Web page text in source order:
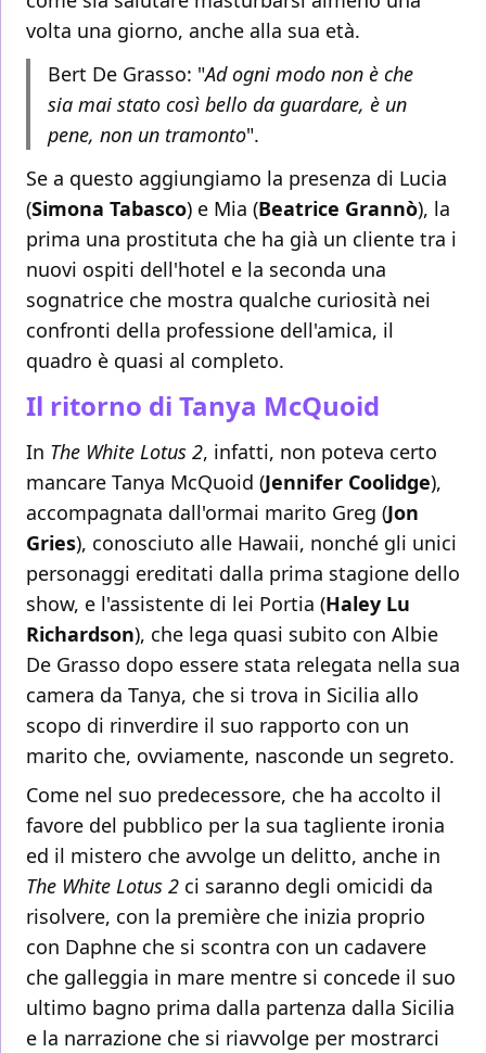
volta una giorno, anche alla sua età.
Bert De Grasso: "Ad ogni modo non è che
sia mai stato così bello da guardare, è un
pene, non un tramonto".
Se a questo aggiungiamo la presenza di Lucia
(Simona Tabasco) e Mia (Beatrice Grannò), la
prima una prostituta che ha già un cliente tra i
nuovi ospiti dell'hotel e la seconda una
sognatrice che mostra qualche curiosità nei
confronti della professione dell'amica, il
quadro è quasi al completo.
Il ritorno di Tanya McQuoid
In The White Lotus 2, infatti, non poteva certo
mancare Tanya McQuoid (Jennifer Coolidge),
accompagnata dall'ormai marito Greg (Jon
Gries), conosciuto alle Hawaii, nonché gli unici
personaggi ereditati dalla prima stagione dello
show, e l'assistente di lei Portia (Haley Lu
Richardson), che lega quasi subito con Albie
De Grasso dopo essere stata relegata nella sua
camera da Tanya, che si trova in Sicilia allo
scopo di rinverdire il suo rapporto con un
marito che, ovviamente, nasconde un segreto.
Come nel suo predecessore, che ha accolto il
favore del pubblico per la sua tagliente ironia
ed il mistero che avvolge un delitto, anche in
The White Lotus 2 ci saranno degli omicidi da
risolvere, con la première che inizia proprio
con Daphne che si scontra con un cadavere
che galleggia in mare mentre si concede il suo
ultimo bagno prima dalla partenza dalla Sicilia
e la narrazione che si riavvolge per mostrarci